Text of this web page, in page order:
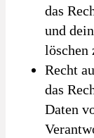
das
und
löschen
Recht
das
Daten